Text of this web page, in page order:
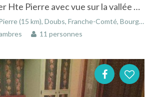
Chalet à Mouthier Hte Pierre avec vue sur la vallée de la Loue
Doubs, Franche-Comté, Bourgogne-Franche-Comté, France
11 personnes